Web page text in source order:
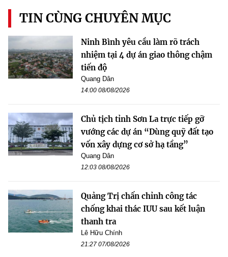
TIN CÙNG CHUYÊN MỤC
Ninh Bình yêu cầu làm rõ trách
nhiệm tại 4 dự án giao thông chậm
tiến độ
Quang Dân
14:00 08/08/2026
Chủ tịch tỉnh Sơn La trực tiếp gỡ
vướng các dự án “Dùng quỹ đất tạo
vốn xây dựng cơ sở hạ tầng”
Quang Dân
12:03 08/08/2026
Quảng Trị chấn chỉnh công tác
chống khai thác IUU sau kết luận
thanh tra
Lê Hữu Chính
21:27 07/08/2026